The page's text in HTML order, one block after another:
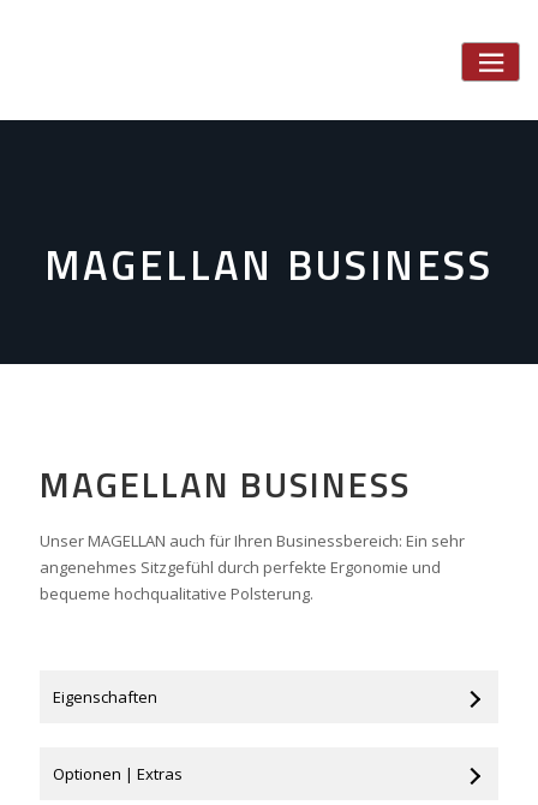
MAGELLAN BUSINESS
MAGELLAN BUSINESS
Unser MAGELLAN auch für Ihren Businessbereich: Ein sehr
angenehmes Sitzgefühl durch perfekte Ergonomie und
bequeme hochqualitative Polsterung.
Eigenschaften
Optionen | Extras